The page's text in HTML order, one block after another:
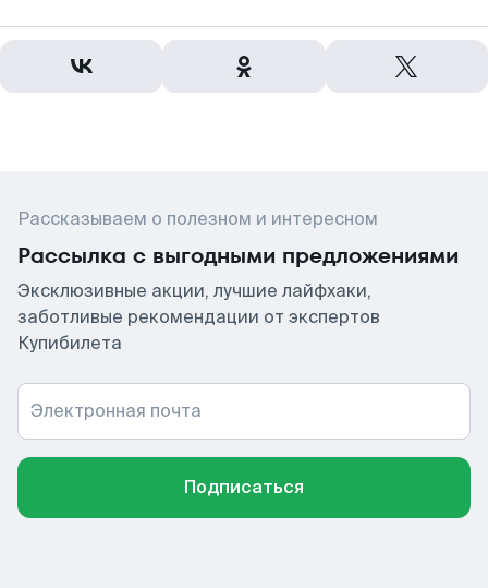
Рассказываем о полезном и интересном
Рассылка с выгодными предложениями
Эксклюзивные акции, лучшие лайфхаки,
заботливые рекомендации от экспертов
Купибилета
Электронная почта
Подписаться